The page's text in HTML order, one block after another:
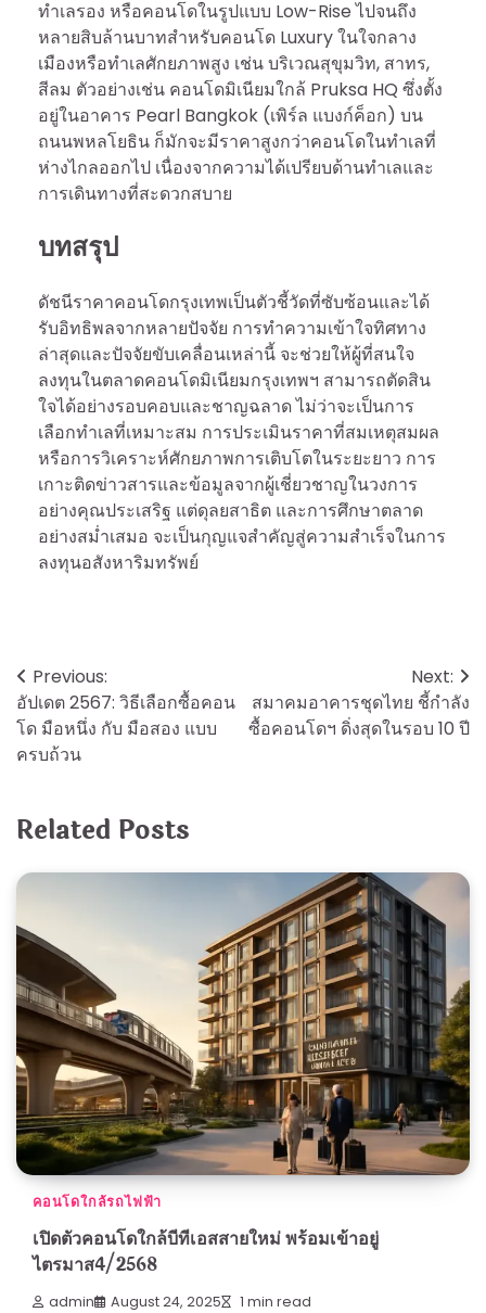
ทำเลรอง หรือคอนโดในรูปแบบ Low-Rise ไปจนถึง
หลายสิบล้านบาทสำหรับคอนโด Luxury ในใจกลาง
เมืองหรือทำเลศักยภาพสูง เช่น บริเวณสุขุมวิท, สาทร,
สีลม ตัวอย่างเช่น คอนโดมิเนียมใกล้ Pruksa HQ ซึ่งตั้ง
อยู่ในอาคาร Pearl Bangkok (เพิร์ล แบงก์ค็อก) บน
ถนนพหลโยธิน ก็มักจะมีราคาสูงกว่าคอนโดในทำเลที่
ห่างไกลออกไป เนื่องจากความได้เปรียบด้านทำเลและ
การเดินทางที่สะดวกสบาย
บทสรุป
ดัชนีราคาคอนโดกรุงเทพเป็นตัวชี้วัดที่ซับซ้อนและได้
รับอิทธิพลจากหลายปัจจัย การทำความเข้าใจทิศทาง
ล่าสุดและปัจจัยขับเคลื่อนเหล่านี้ จะช่วยให้ผู้ที่สนใจ
ลงทุนในตลาดคอนโดมิเนียมกรุงเทพฯ สามารถตัดสิน
ใจได้อย่างรอบคอบและชาญฉลาด ไม่ว่าจะเป็นการ
เลือกทำเลที่เหมาะสม การประเมินราคาที่สมเหตุสมผล
หรือการวิเคราะห์ศักยภาพการเติบโตในระยะยาว การ
เกาะติดข่าวสารและข้อมูลจากผู้เชี่ยวชาญในวงการ
อย่างคุณประเสริฐ แต่ดุลยสาธิต และการศึกษาตลาด
อย่างสม่ำเสมอ จะเป็นกุญแจสำคัญสู่ความสำเร็จในการ
ลงทุนอสังหาริมทรัพย์
Post
navigation
Previous:
อัปเดต 2567: วิธีเลือกซื้อคอน
โด มือหนึ่ง กับ มือสอง แบบ
ครบถ้วน
Next:
สมาคมอาคารชุดไทย ชี้กำลัง
ซื้อคอนโดฯ ดิ่งสุดในรอบ 10 ปี
Related Posts
คอนโดใกล้รถไฟฟ้า
เปิดตัวคอนโดใกล้บีทีเอสสายใหม่ พร้อมเข้าอยู่
ไตรมาส4/2568
admin August 24, 2025 1 min read